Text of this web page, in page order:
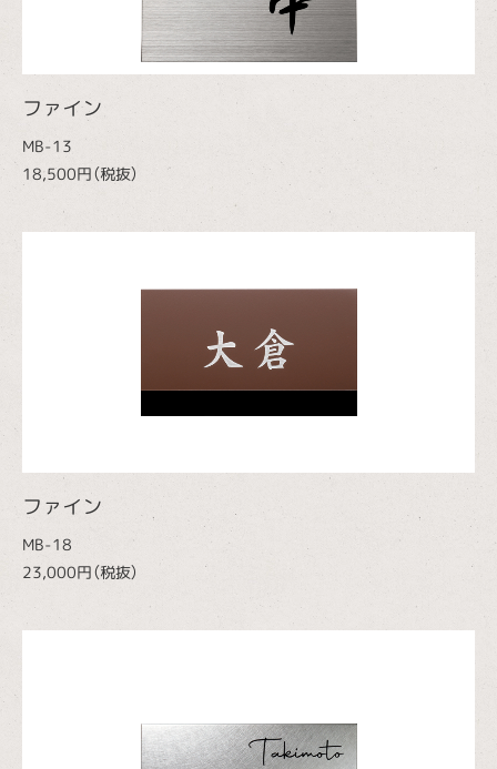
ファイン
MB-13
18,500円（税抜）
ファイン
MB-18
23,000円（税抜）